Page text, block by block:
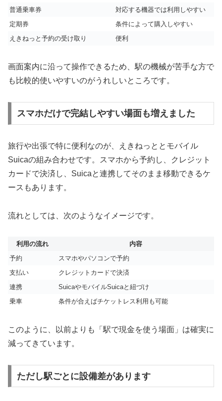
普通乗車券
対応する機器では利用しやすい
定期券
条件によって購入しやすい
えきねっと予約の受け取り
便利
画面案内に沿って操作できるため、駅の機械が苦手な方で
も比較的使いやすいのがうれしいところです。
スマホだけで完結しやすい場面も増えました
旅行や出張で特に便利なのが、えきねっととモバイル
Suicaの組み合わせです。スマホから予約し、クレジット
カードで決済し、Suicaと連携してそのまま移動できるケ
ースもあります。
流れとしては、次のようなイメージです。
利用の流れ
内容
予約
スマホやパソコンで予約
支払い
クレジットカードで決済
連携
SuicaやモバイルSuicaと紐づけ
乗車
条件が合えばチケットレス利用も可能
このように、以前よりも「駅で現金を使う場面」は確実に
減ってきています。
ただし駅ごとに設備差があります